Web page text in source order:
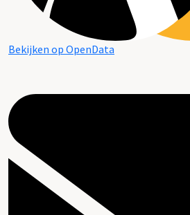
Bekijken op OpenData